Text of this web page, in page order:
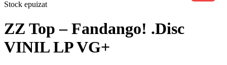
Stock epuizat
ZZ Top – Fandango! .Disc
VINIL LP VG+